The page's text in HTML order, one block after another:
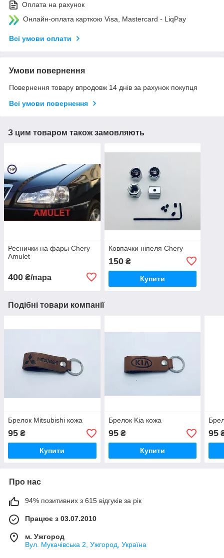
Оплата на рахунок
Онлайн-оплата карткою Visa, Mastercard - LiqPay
Всі умови оплати
Умови повернення
Повернення товару впродовж 14 днів за рахунок покупця
Всі умови повернення
З цим товаром також замовляють
Реснички на фары Chery
Amulet
400 ₴/пара
Ковпачки ніпеля Chery
150₴
Купити
Подібні товари компанії
Брелок Mitsubishi кожа
95 ₴
Купити
Брелок Kia кожа
95₴
Купити
95
Про нас
94% позитивних з 615 відгуків за рік
Працює з 03.07.2010
м. Ужгород
Вул. Мукачівська 2, Ужгород, Україна